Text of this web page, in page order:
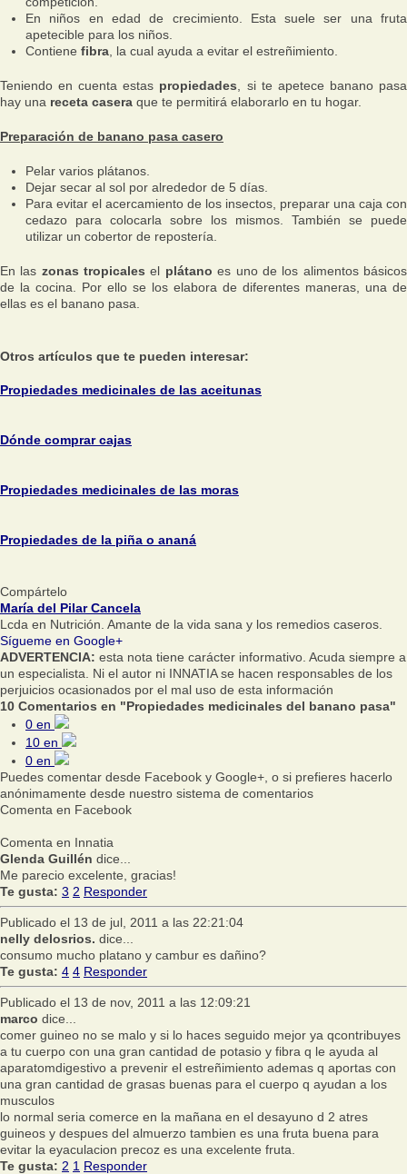
En niños en edad de crecimiento. Esta suele ser una fruta
apetecible para los niños.
Contiene fibra , la cual ayuda a evitar el estreñimiento.
Teniendo en cuenta estas propiedades , si te apetece banano pasa
hay una receta casera que te permitirá elaborarlo en tu hogar.
Preparación de banano pasa casero
Pelar varios plátanos.
Dejar secar al sol por alrededor de 5 días.
Para evitar el acercamiento de los insectos, preparar una caja con
cedazo para colocarla sobre los mismos. También se puede
utilizar un cobertor de repostería.
En las zonas tropicales el plátanoes uno de los alimentos básicos
de la cocina. Por ello se los elabora de diferentes maneras, una de
ellas es el banano pasa.
Otros artículos que te pueden interesar:
Propiedades medicinales de las aceitunas
Dónde comprar cajas
Propiedades medicinales de las moras
Propiedades de la piña o ananá
Compártelo
María del Pilar Cancela
Lcda en Nutrición. Amante de la vida sana y los remedios caseros.
Sígueme en Google+
ADVERTENCIA: esta nota tiene carácter informativo. Acuda siempre a
un especialista. Ni el autor ni INNATIA se hacen responsables de los
perjuicios ocasionados por el mal uso de esta información
10 Comentarios en "Propiedades medicinales del banano pasa"
0 en
10 en
0 en
Puedes comentar desde Facebook y Google+, o si prefieres hacerlo
anónimamente desde nuestro sistema de comentarios
Comenta en Facebook
Comenta en Innatia
Glenda Guillén dice...
Me parecio excelente, gracias!
Te gusta: 3 2 Responder
Publicado el 13 de jul, 2011 a las 22:21:04
nelly delosrios. dice...
consumo mucho platano y cambur es dañino?
Te gusta: 4 4 Responder
Publicado el 13 de nov, 2011 a las 12:09:21
marco dice...
comer guineo no se malo y si lo haces seguido mejor ya qcontribuyes
a tu cuerpo con una gran cantidad de potasio y fibra q le ayuda al
aparatomdigestivo a prevenir el estreñimiento ademas q aportas con
una gran cantidad de grasas buenas para el cuerpo q ayudan a los
musculos
lo normal seria comerce en la mañana en el desayuno d 2 atres
guineos y despues del almuerzo tambien es una fruta buena para
evitar la eyaculacion precoz es una excelente fruta.
Te gusta: 2 1 Responder